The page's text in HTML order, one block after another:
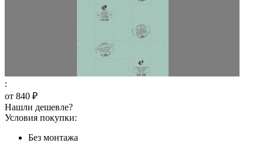
:
от 840 ₽
Нашли дешевле?
Условия покупки:
Без монтажа